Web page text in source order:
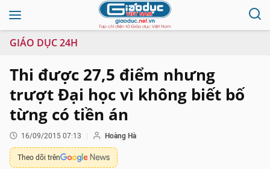
GIÁO DỤC 24H
Thi được 27,5 điểm nhưng
trượt Đại học vì không biết bố
từng có tiền án
16/09/2015 07:13 Hoàng Hà
Theo dõi trên